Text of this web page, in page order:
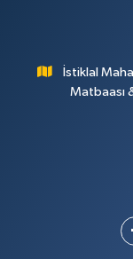
İstiklal
Matbaası